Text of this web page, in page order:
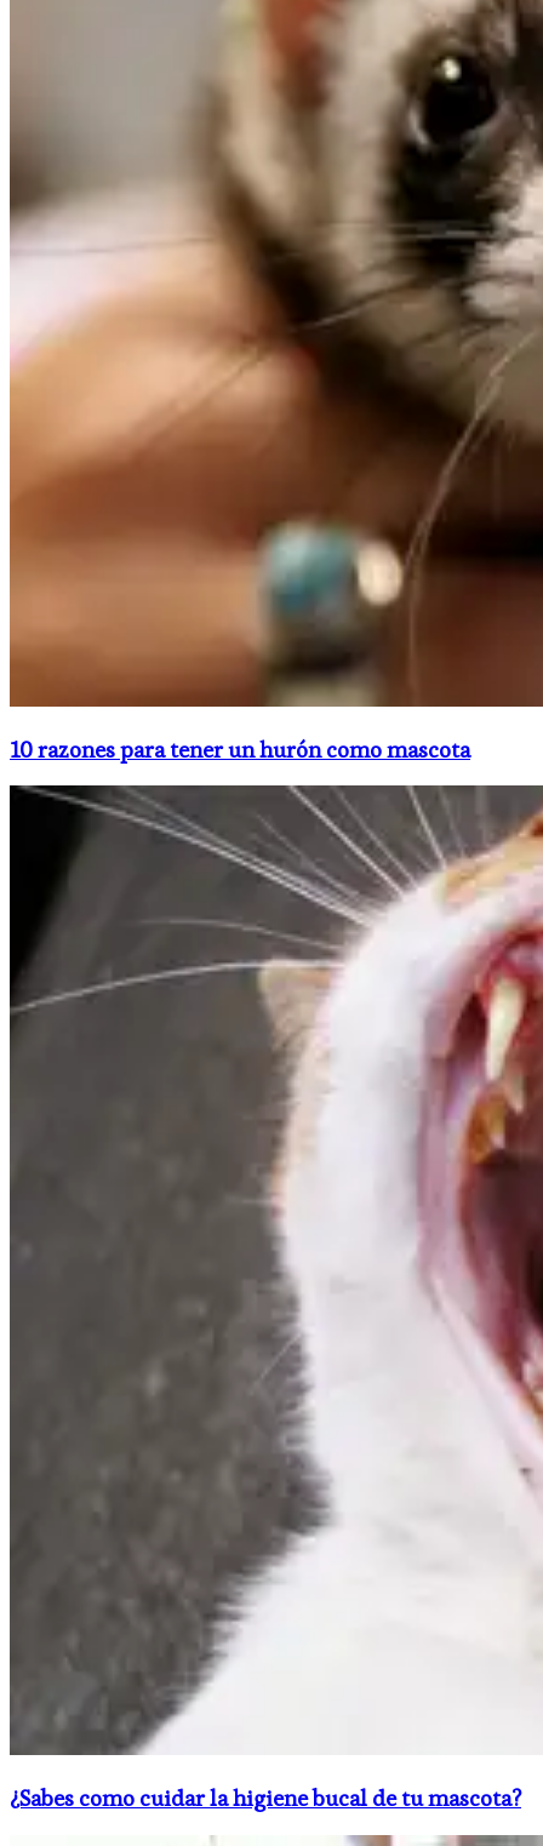
10 razones para tener un hurón como mascota
¿Sabes como cuidar la higiene bucal de tu mascota?